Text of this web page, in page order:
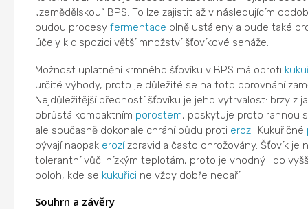
„zemědělskou“ BPS. To lze zajistit až v následujícím
budou procesyfermentace plně ustáleny a bude také
účely k dispozici větší množství šťovíkové senáže.
Možnost uplatnění krmného šťovíku v BPS má oproti
určité výhody, proto je důležité se na toto porovnání
Nejdůležitější předností šťovíku je jeho vytrvalost: brzy z
obrůstá kompaktním porostem, poskytuje proto rannou
ale současně dokonale chrání půdu proti erozi. Kukuřičné
bývají naopak erozízpravidla často ohrožovány. Šťovík je
tolerantní vůči nízkým teplotám, proto je vhodný i do
poloh, kde se kukuřici ne vždy dobře nedaří.
Souhrn a závěry